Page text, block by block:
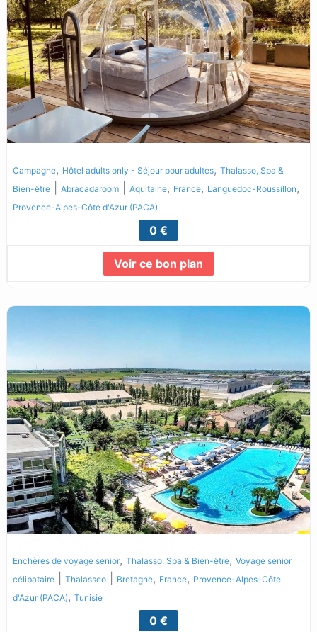
Campagne, Hôtel adults only - Séjour pour adultes, Thalasso, Spa &
Bien-être| Abracadaroom| Aquitaine, France, Languedoc-Roussillon ,
Provence-Alpes-Côte d'Azur (PACA)
0 €
Voir ce bon plan
Lire la suite...
Enchères de voyage senior, Thalasso, Spa & Bien-être, Voyage senior
célibataire| Thalasseo| Bretagne, France, Provence-Alpes-Côte
d'Azur (PACA), Tunisie
0 €